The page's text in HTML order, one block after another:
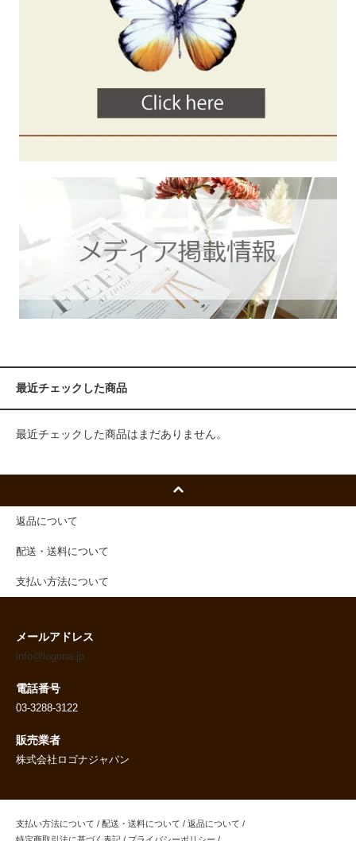
最近チェックした商品
最近チェックした商品はまだありません。
返品について
配送・送料について
支払い方法について
メールアドレス
info@logona.jp
電話番号
03-3288-3122
販売業者
株式会社ロゴナジャパン
支払い方法について / 配送・送料について / 返品について /